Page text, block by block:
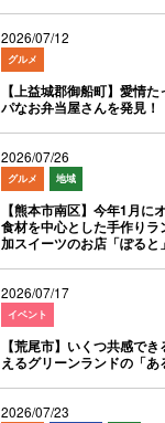
2026/07/12
グルメ
【上益城郡御船町】愛情
パなお弁当屋さんを発見！
2026/07/26
グルメ 地域
【熊本市南区】今年1月に
食材を中心とした手作り
加スイーツのお店「ぽると」
2026/07/17
イベント
【荒尾市】いくつ共感で
えるグリーンランドの「
2026/07/23